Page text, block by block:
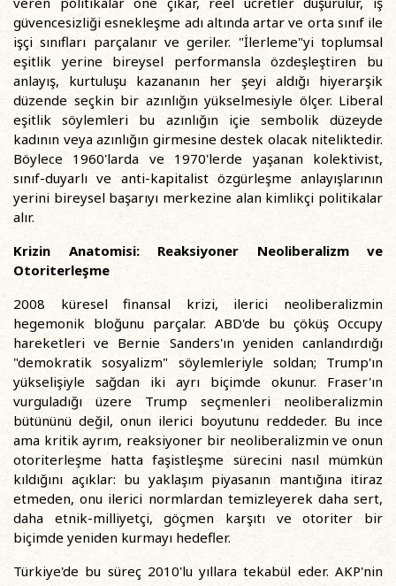
güvencesizliği esnekleşme adı altında artar ve orta sınıf ile
işçi sınıfları parçalanır ve geriler. "İlerleme"yi toplumsal
eşitlik yerine bireysel performansla özdeşleştiren bu
anlayış, kurtuluşu kazananın her şeyi aldığı hiyerarşik
düzende seçkin bir azınlığın yükselmesiyle ölçer. Liberal
eşitlik söylemleri bu azınlığın içie sembolik düzeyde
kadının veya azınlığın girmesine destek olacak niteliktedir.
Böylece 1960'larda ve 1970'lerde yaşanan kolektivist,
sınıf-duyarlı ve anti-kapitalist özgürleşme anlayışlarının
yerini bireysel başarıyı merkezine alan kimlikçi politikalar
alır.
Krizin Anatomisi: Reaksiyoner Neoliberalizm ve
Otoriterleşme
2008 küresel finansal krizi, ilerici neoliberalizmin
hegemonik bloğunu parçalar. ABD'de bu çöküş Occupy
hareketleri ve Bernie Sanders'ın yeniden canlandırdığı
"demokratik sosyalizm" söylemleriyle soldan; Trump'ın
yükselişiyle sağdan iki ayrı biçimde okunur. Fraser'ın
vurguladığı üzere Trump seçmenleri neoliberalizmin
bütününü değil, onun ilerici boyutunu reddeder. Bu ince
ama kritik ayrım, reaksiyoner bir neoliberalizmin ve onun
otoriterleşme hatta faşistleşme sürecini nasıl mümkün
kıldığını açıklar: bu yaklaşım piyasanın mantığına itiraz
etmeden, onu ilerici normlardan temizleyerek daha sert,
daha etnik-milliyetçi, göçmen karşıtı ve otoriter bir
biçimde yeniden kurmayı hedefler.
Türkiye'de bu süreç 2010'lu yıllara tekabül eder. AKP'nin